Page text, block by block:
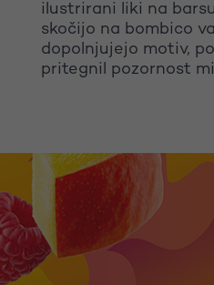
ilustrirani liki na
skočijo na bombico
dopolnjujejo motiv,
pritegnil pozornost